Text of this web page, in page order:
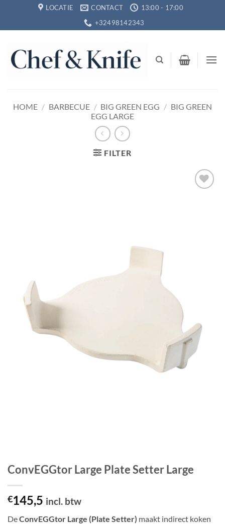
inhoud
LOCATIE CONTACT
13:00 - 17:00
+32498142343
HOME / BARBECUE / BIG GREEN EGG / BIG GREEN
EGG LARGE
FILTER
ConvEGGtor Large Plate Setter Large
€145,5 incl. btw
DeConvEGGtor Large (Plate Setter) maakt indirect koken